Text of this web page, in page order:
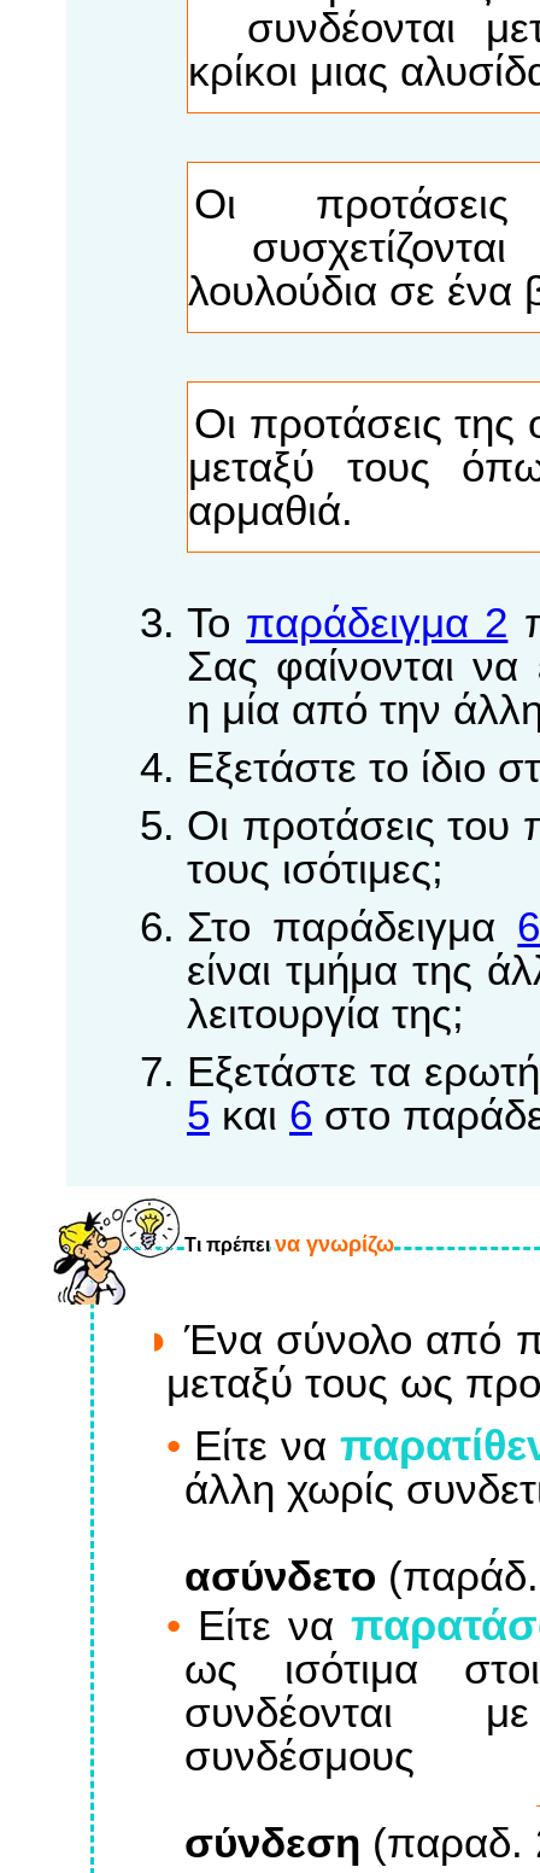
συνδέονται
κρίκοι μιας
Οι
λουλούδια σε ένα
Οι προτάσεις
μεταξύ τους
αρμαθιά.
Το παράδειγμα 2
Σας φαίνονται να
η μία από την άλλη
Εξετάστε το ίδιο
Οι προτάσεις του
τους ισότιμες;
Στο παράδειγμα 6
είναι τμήμα της
λειτουργία της;
Εξετάστε τα
5 και 6 στο
Tι πρέπει να γνωρίζω
Ένα σύνολο από
μεταξύ τους ως
• Eίτε να
άλλη χωρίς
ασύνδετο
• Eίτε να
ως ισότιμα
συνδέονται
συνδέσμους
σύνδεση (παραδ.